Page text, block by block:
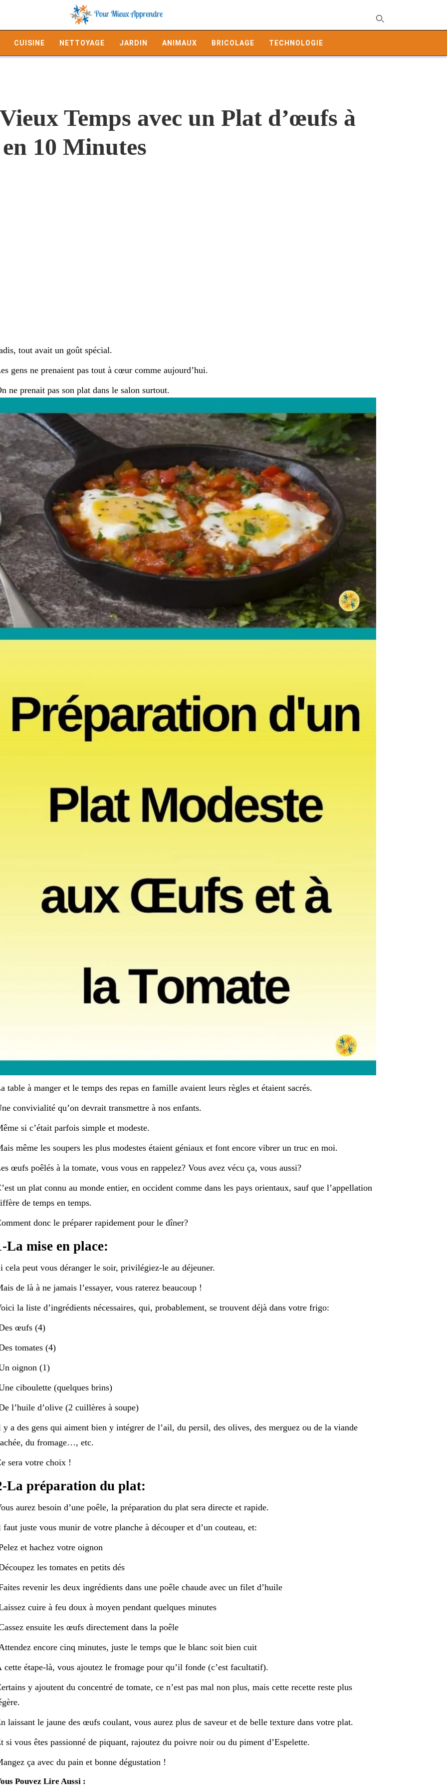
CUISINE NETTOYAGE JARDIN ANIMAUX BRICOLAGE TECHNOLOGIE
Temps avec un Plat d’œufs à
10 Minutes
tout avait un goût spécial.
gens ne prenaient pas tout à cœur comme aujourd’hui.
ne prenait pas son plat dans le salon surtout.
table à manger et le temps des repas en famille avaient leurs règles et étaient sacrés.
convivialité qu’on devrait transmettre à nos enfants.
si c’était parfois simple et modeste.
même les soupers les plus modestes étaient géniaux et font encore vibrer un truc en moi.
œufs poêlés à la tomate, vous vous en rappelez? Vous avez vécu ça, vous aussi?
un plat connu au monde entier, en occident comme dans les pays orientaux, sauf que l’appellation
de temps en temps.
donc le préparer rapidement pour le dîner?
La mise en place:
cela peut vous déranger le soir, privilégiez-le au déjeuner.
de là à ne jamais l’essayer, vous raterez beaucoup !
la liste d’ingrédients nécessaires, qui, probablement, se trouvent déjà dans votre frigo:
œufs (4)
tomates (4)
oignon (1)
ciboulette (quelques brins)
l’huile d’olive (2 cuillères à soupe)
y a des gens qui aiment bien y intégrer de l’ail, du persil, des olives, des merguez ou de la viande
du fromage…, etc.
sera votre choix !
La préparation du plat:
aurez besoin d’une poêle, la préparation du plat sera directe et rapide.
faut juste vous munir de votre planche à découper et d’un couteau, et:
et hachez votre oignon
les tomates en petits dés
revenir les deux ingrédients dans une poêle chaude avec un filet d’huile
cuire à feu doux à moyen pendant quelques minutes
ensuite les œufs directement dans la poêle
encore cinq minutes, juste le temps que le blanc soit bien cuit
cette étape-là, vous ajoutez le fromage pour qu’il fonde (c’est facultatif).
y ajoutent du concentré de tomate, ce n’est pas mal non plus, mais cette recette reste plus
laissant le jaune des œufs coulant, vous aurez plus de saveur et de belle texture dans votre plat.
si vous êtes passionné de piquant, rajoutez du poivre noir ou du piment d’Espelette.
ça avec du pain et bonne dégustation !
Pouvez Lire Aussi :